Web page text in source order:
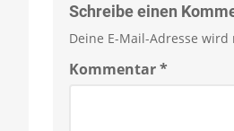
Schreibe einen
Deine E-Mail-Adresse
Kommentar*